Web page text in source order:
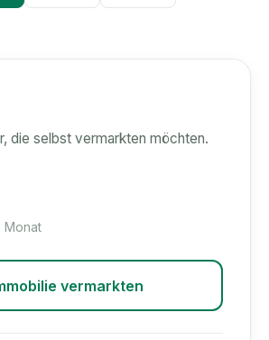
die selbst vermarkten möchten.
Monat
vermarkten